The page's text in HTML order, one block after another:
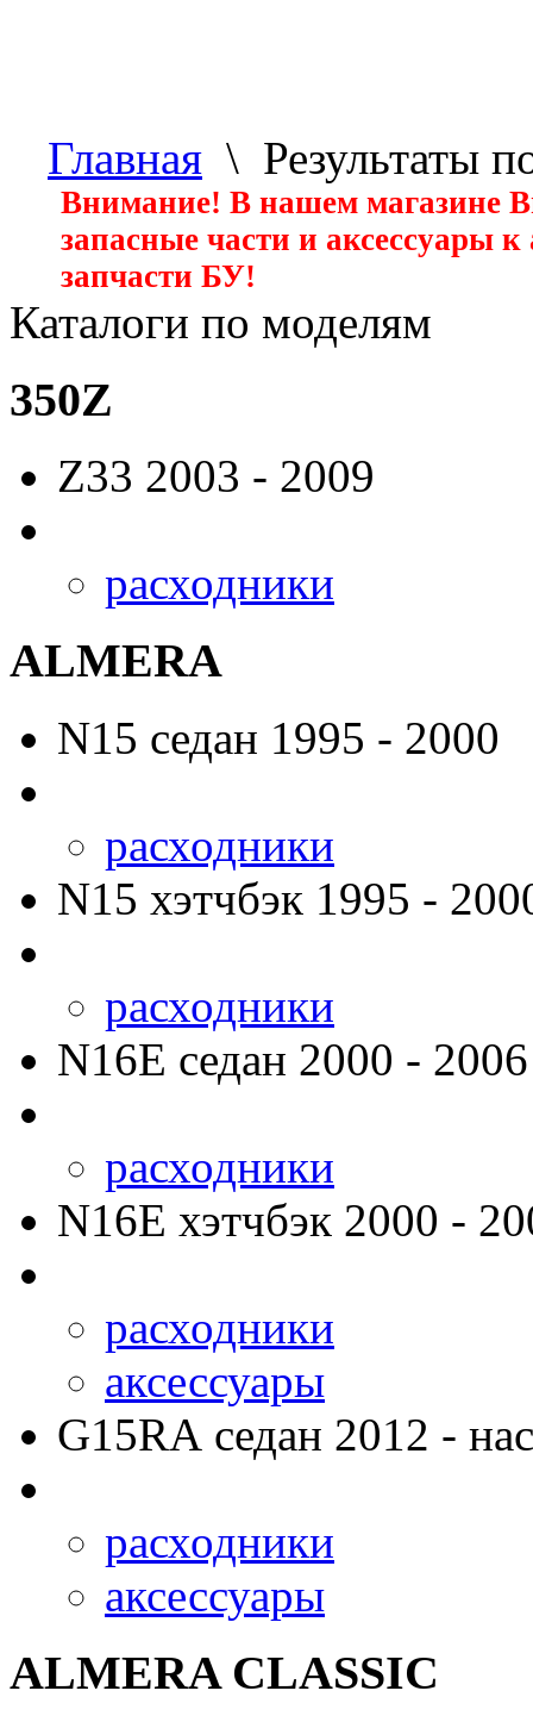
Главная \ Результаты
Внимание! В нашем магазине
запасные части и аксессуары
запчасти БУ!
Каталоги по моделям
350Z
Z33 2003 - 2009
расходники
ALMERA
N15 седан 1995 - 2000
расходники
N15 хэтчбэк 1995 -
расходники
N16E седан 2000 - 2006
расходники
N16E хэтчбэк 2000 -
расходники
аксессуары
G15RA седан 2012 -
расходники
аксессуары
ALMERA CLASSIC